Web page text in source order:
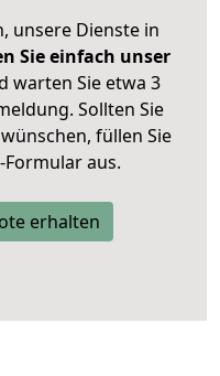
unsere Dienste in
Sie einfach unser
warten Sie etwa 3
Sollten Sie
füllen Sie
aus.
erhalten